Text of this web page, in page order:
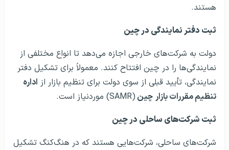
هستند.
ثبت دفتر نمایندگی در چین
دولت به شرکت‌های خارجی اجازه می‌دهد تا انواع مختلفی از
نمایندگی‌ها را در چین افتتاح کنند. معمولاً برای تشکیل دفتر
نمایندگی، تأیید قبلی از سوی دولت برای تنظیم بازار از اداره
تنظیم مقررات بازار چین (SAMR) موردنیاز است.
ثبت شرکت‌های ساحلی در چین
شرکت‌های ساحلی، شرکت‌هایی هستند که در هنگ‌کنگ تشکیل